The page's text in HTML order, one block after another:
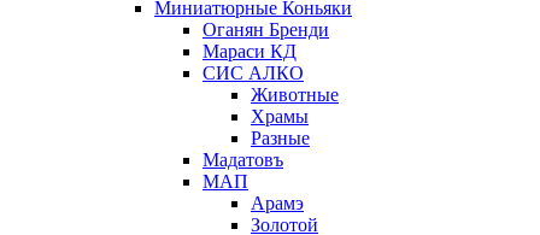
Миниатюрные Коньяки
Оганян Бренди
Мараси КД
СИС АЛКО
Животные
Храмы
Разные
Мадатовъ
МАП
Арамэ
Золотой